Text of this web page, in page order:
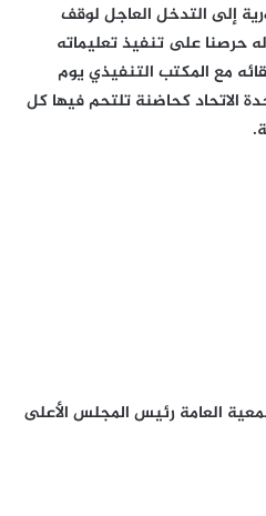
إلى التدخل العاجل لوقف
له حرصنا على تنفيذ تعليماته
مع المكتب التنفيذي يوم
على وحدة الاتحاد كحاضنة تلتحم فيها كل
العامة رئيس المجلس الأعلى